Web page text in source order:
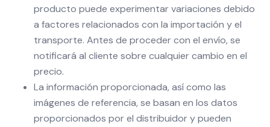
producto puede experimentar variaciones debido
a factores relacionados con la importación y el
transporte. Antes de proceder con el envío, se
notificará al cliente sobre cualquier cambio en el
precio.
La información proporcionada, así como las
imágenes de referencia, se basan en los datos
proporcionados por el distribuidor y pueden